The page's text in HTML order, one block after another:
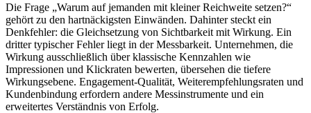
Die Frage „Warum auf jemanden mit kleiner Reichweite setzen?“
gehört zu den hartnäckigsten Einwänden. Dahinter steckt ein
Denkfehler: die Gleichsetzung von Sichtbarkeit mit Wirkung. Ein
dritter typischer Fehler liegt in der Messbarkeit. Unternehmen, die
Wirkung ausschließlich über klassische Kennzahlen wie
Impressionen und Klickraten bewerten, übersehen die tiefere
Wirkungsebene. Engagement-Qualität, Weiterempfehlungsraten und
Kundenbindung erfordern andere Messinstrumente und ein
erweitertes Verständnis von Erfolg.